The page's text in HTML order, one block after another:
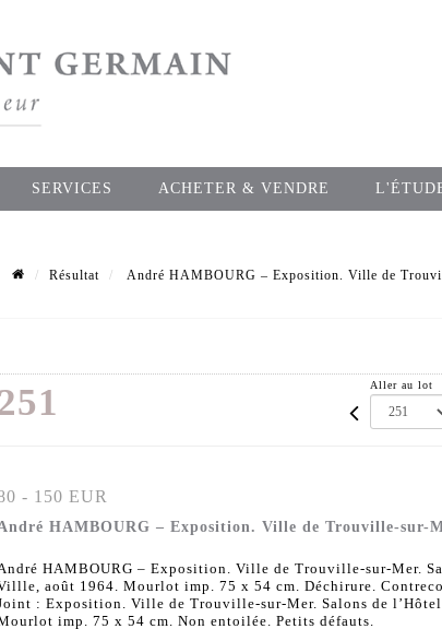
SERVICES ACHETER & VENDRE
Résultat
André HAMBOURG – Exposition. Ville de
Aller au lot
- 150 EUR
HAMBOURG – Exposition. Ville de Trouville-sur-
HAMBOURG – Exposition. Ville de Trouville-sur-Mer.
août 1964. Mourlot imp. 75 x 54 cm. Déchirure.
: Exposition. Ville de Trouville-sur-Mer. Salons de
imp. 75 x 54 cm. Non entoilée. Petits défauts.